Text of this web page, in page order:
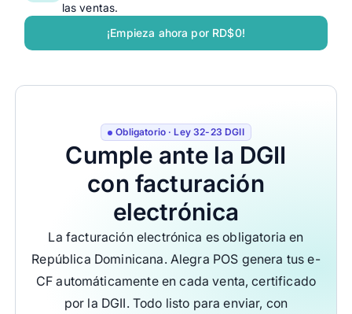
las ventas.
¡Empieza ahora por RD$0!
Obligatorio · Ley 32-23 DGII
Cumple ante la DGII
con facturación
electrónica
La facturación electrónica es obligatoria en
República Dominicana. Alegra POS genera tus e-
CF automáticamente en cada venta, certificado
por la DGII. Todo listo para enviar, con